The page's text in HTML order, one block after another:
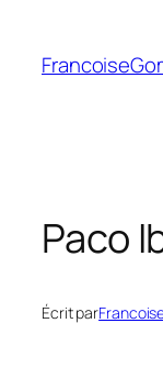
contenu
Paco
Écrit par